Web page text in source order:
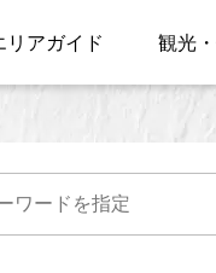
リアガイド 観光